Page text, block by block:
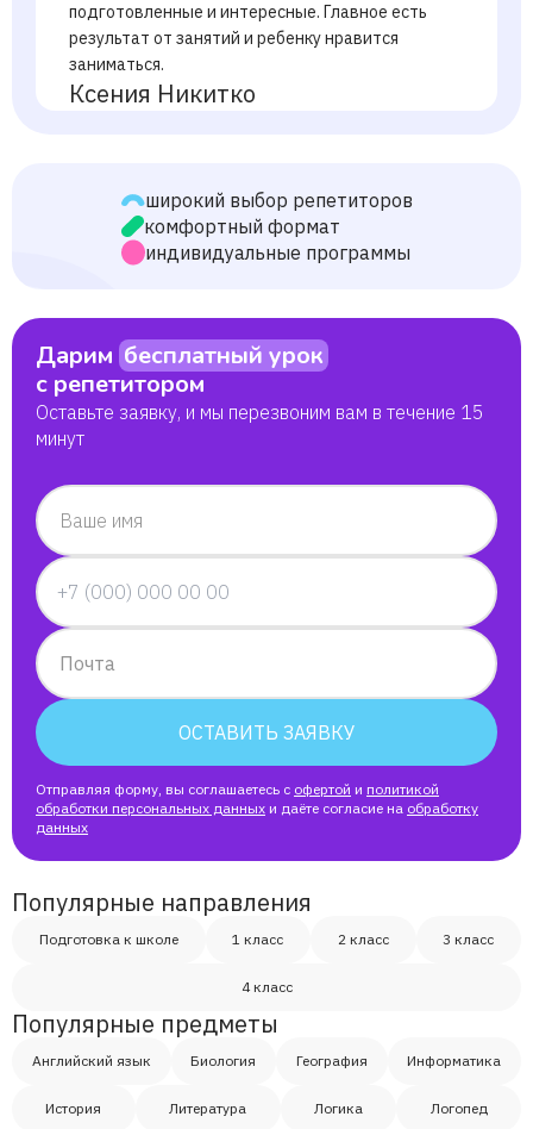
подготовленные и интересные. Главное есть
результат от занятий и ребенку нравится
заниматься.
Ксения Никитко
Иван
Вероника
Ольга Евгеньевна, наш логопед! Очень понятно
все обьясняет, ребенок включается в процесс и
не отвлекается. На протяжении всего урока
ребенком и искренне радуется успехам. Ребенок,
всегда ждет урок и с удоволь
Татьяна
Замечательный преподаватель, с удовольствием
занятиях очень хорошо и доступно, ребёнок
старается,повторяет один чему учил
достигать своей цели Надеемся у нас все
получится
Ксения
Георгий
широкий выбор репетиторов
комфортный формат
индивидуальные программы
Дарим бесплатный урок
с репетитором
Оставьте заявку, и мы перезвоним вам в течение 15
минут
Ваше имя
Почта
ОСТАВИТЬ ЗАЯВКУ
Отправляя форму, вы соглашаетесь с офертой и политикой
обработки персональных данных и даёте согласие на обработку
данных
Популярные направления
Подготовка к школе 1 класс 2 класс 3 класс
4 класс
Популярные предметы
Английский язык Биология География Информатика
История Литература Логика Логопед